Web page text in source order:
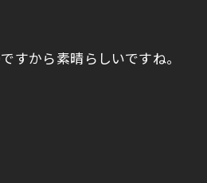
すから素晴らしいですね。